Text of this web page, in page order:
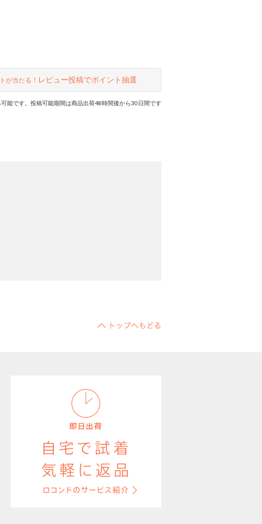
が当たる！ レビュー投稿でポイント抽選
能です。投稿可能期間は商品出荷48時間後から30日間です